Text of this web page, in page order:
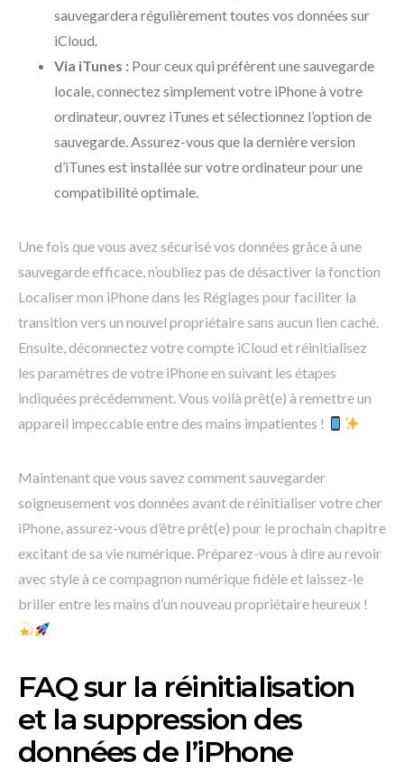
sauvegardera régulièrement toutes vos données sur
iCloud.
Via iTunes : Pour ceux qui préfèrent une sauvegarde
locale, connectez simplement votre iPhone à votre
ordinateur, ouvrez iTunes et sélectionnez l’option de
sauvegarde. Assurez-vous que la dernière version
d’iTunes est installée sur votre ordinateur pour une
compatibilité optimale.
Une fois que vous avez sécurisé vos données grâce à une
sauvegarde efficace, n’oubliez pas de désactiver la fonction
Localiser mon iPhone dans les Réglages pour faciliter la
transition vers un nouvel propriétaire sans aucun lien caché.
Ensuite, déconnectez votre compte iCloud et réinitialisez
les paramètres de votre iPhone en suivant les étapes
indiquées précédemment. Vous voilà prêt(e) à remettre un
appareil impeccable entre des mains impatientes !
Maintenant que vous savez comment sauvegarder
soigneusement vos données avant de réinitialiser votre cher
iPhone, assurez-vous d’être prêt(e) pour le prochain chapitre
excitant de sa vie numérique. Préparez-vous à dire au revoir
avec style à ce compagnon numérique fidèle et laissez-le
briller entre les mains d’un nouveau propriétaire heureux !
FAQ sur la réinitialisation
et la suppression des
données de l’iPhone